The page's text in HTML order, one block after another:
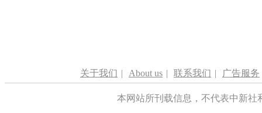
关于我们 | About us | 联系我们 | 广告服务
本网站所刊载信息，不代表中新